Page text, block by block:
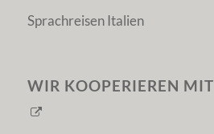
Sprachreisen Italien
WIR KOOPERIEREN MIT